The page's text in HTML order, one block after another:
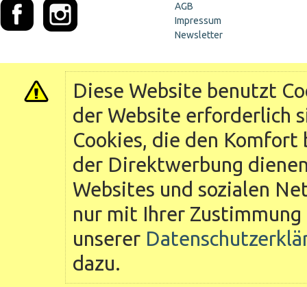
AGB
Impressum
Newsletter
Diese Website benutzt
der Website erforderlich
Cookies, die den
der Direktwerbung
Websites und sozialen
nur mit Ihrer
unserer
dazu.